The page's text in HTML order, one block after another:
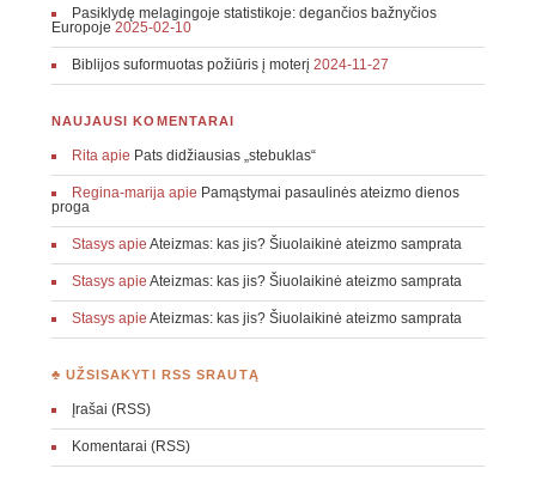
Pasiklydę melagingoje statistikoje: degančios bažnyčios
Europoje 2025-02-10
Biblijos suformuotas požiūris į moterį 2024-11-27
NAUJAUSI KOMENTARAI
Ritaapie Pats didžiausias „stebuklas“
Regina-marijaapie Pamąstymai pasaulinės ateizmo dienos
proga
Stasysapie Ateizmas: kas jis? Šiuolaikinė ateizmo samprata
Stasysapie Ateizmas: kas jis? Šiuolaikinė ateizmo samprata
Stasysapie Ateizmas: kas jis? Šiuolaikinė ateizmo samprata
♣ UŽSISAKYTI RSS SRAUTĄ
Įrašai (RSS)
Komentarai (RSS)